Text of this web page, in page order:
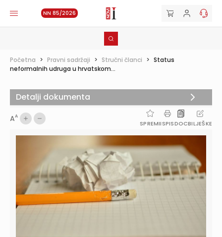
NN 85/2026
Početna > Pravni sadržaji > Stručni članci > Status
neformalnih udruga u hrvatskom...
AA
SPREMIISPISDOCBILJEŠKE
Detalji dokumenta